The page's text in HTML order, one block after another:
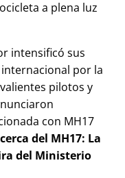
a plena luz
intensificó sus
por la
pilotos y
con MH17
del MH17: La
del Ministerio